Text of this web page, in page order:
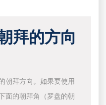
拜的方向
朝拜方向。如果要使用
面的朝拜角（罗盘的朝